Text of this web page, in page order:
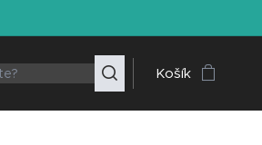
Košík